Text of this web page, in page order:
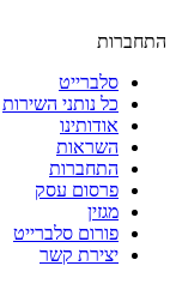
התחברות
סלברייט
כל נותני השירות
אודותינו
השראות
התחברות
פרסום עסק
מגזין
פורום סלברייט
יצירת קשר